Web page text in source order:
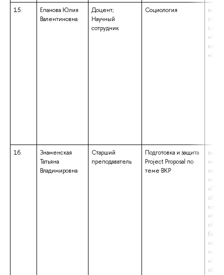
15.
Епанова Юлия
Валентиновна
Доцент;
Научный
сотрудник
Социология
16.
Знаменская
Татьяна
Владимировна
Старший
преподаватель
Подготовка и защита
Project Proposal по
теме ВКР